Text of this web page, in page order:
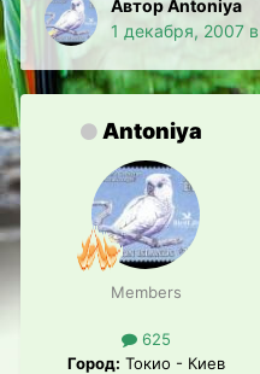
Автор Antoniya
1 декабря, 2007 в
Antoniya
Members
625
Город: Токио - Киев